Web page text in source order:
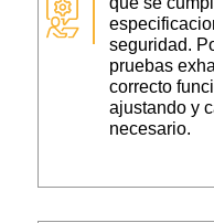
seguridad.
pruebas
correcto
ajustando y
necesario.